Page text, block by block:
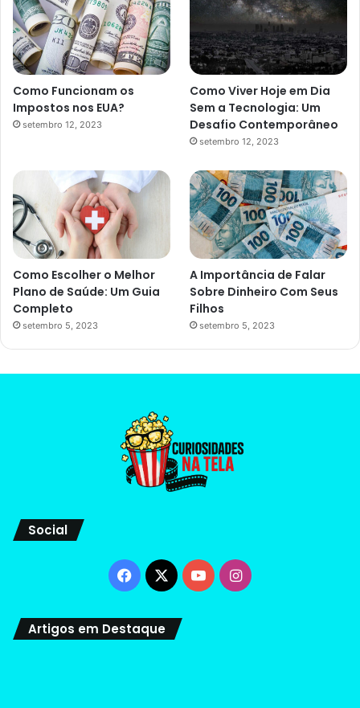
Como Funcionam os
Impostos nos EUA?
setembro 12, 2023
Como Viver Hoje em Dia
Sem a Tecnologia: Um
Desafio Contemporâneo
setembro 12, 2023
Como Escolher o Melhor
Plano de Saúde: Um Guia
Completo
setembro 5, 2023
A Importância de Falar
Sobre Dinheiro Com Seus
Filhos
setembro 5, 2023
Social
Facebook
X YouTubeInstagram
Artigos em Destaque